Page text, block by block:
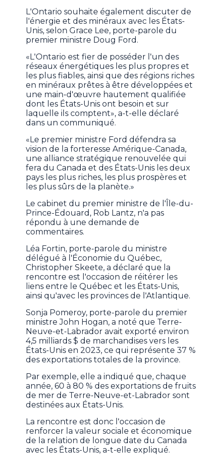
L'Ontario souhaite également discuter de
l'énergie et des minéraux avec les États-
Unis, selon Grace Lee, porte-parole du
premier ministre Doug Ford.
«L'Ontario est fier de posséder l'un des
réseaux énergétiques les plus propres et
les plus fiables, ainsi que des régions riches
en minéraux prêtes à être développées et
une main-d'œuvre hautement qualifiée
dont les États-Unis ont besoin et sur
laquelle ils comptent», a-t-elle déclaré
dans un communiqué.
«Le premier ministre Ford défendra sa
vision de la forteresse Amérique-Canada,
une alliance stratégique renouvelée qui
fera du Canada et des États-Unis les deux
pays les plus riches, les plus prospères et
les plus sûrs de la planète.»
Le cabinet du premier ministre de l'Île-du-
Prince-Édouard, Rob Lantz, n'a pas
répondu à une demande de
commentaires.
Léa Fortin, porte-parole du ministre
délégué à l'Économie du Québec,
Christopher Skeete, a déclaré que la
rencontre est l'occasion de réitérer les
liens entre le Québec et les États-Unis,
ainsi qu'avec les provinces de l'Atlantique.
Sonja Pomeroy, porte-parole du premier
ministre John Hogan, a noté que Terre-
Neuve-et-Labrador avait exporté environ
4,5 milliards $ de marchandises vers les
États-Unis en 2023, ce qui représente 37 %
des exportations totales de la province.
Par exemple, elle a indiqué que, chaque
année, 60 à 80 % des exportations de fruits
de mer de Terre-Neuve-et-Labrador sont
destinées aux États-Unis.
La rencontre est donc l'occasion de
renforcer la valeur sociale et économique
de la relation de longue date du Canada
avec les États-Unis, a-t-elle expliqué.